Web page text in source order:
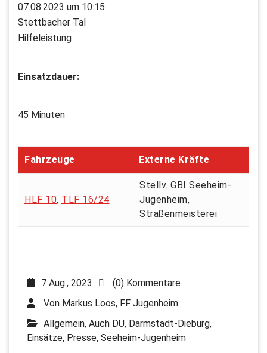
07.08.2023 um 10:15
Stettbacher Tal
Hilfeleistung
Einsatzdauer:
45 Minuten
Fahrzeuge Externe Kräfte
HLF 10, TLF 16/24
Stellv. GBI Seeheim-
Jugenheim,
Straßenmeisterei
7 Aug., 2023
(0) Kommentare
Von Markus Loos, FF Jugenheim
Allgemein, Auch DU, Darmstadt-Dieburg,
Einsätze, Presse, Seeheim-Jugenheim